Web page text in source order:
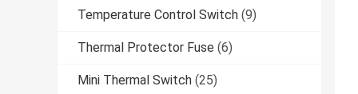
Temperature Control Switch (9)
Thermal Protector Fuse (6)
Mini Thermal Switch (25)